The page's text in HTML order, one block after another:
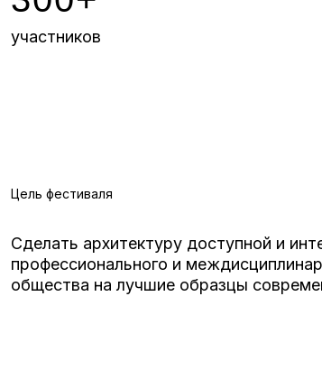
участников
Цель фестиваля
Сделать архитектуру доступной и
профессионального и
общества на лучшие образцы